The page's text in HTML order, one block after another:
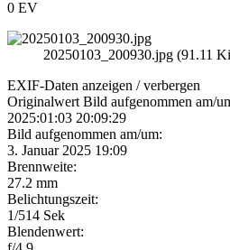
0 EV
20250103_200930.jpg (91.11
EXIF-Daten anzeigen / verbergen
Originalwert Bild aufgenommen am/
2025:01:03 20:09:29
Bild aufgenommen am/um:
3. Januar 2025 19:09
Brennweite:
27.2 mm
Belichtungszeit:
1/514 Sek
Blendenwert: